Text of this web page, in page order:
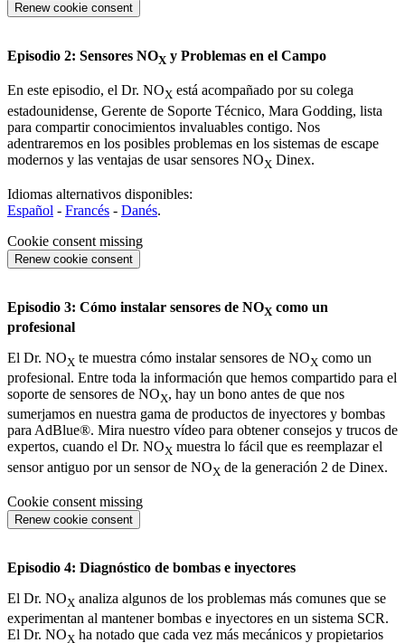
Renew cookie consent
Episodio 2: Sensores NOX y Problemas en el Campo
En este episodio, el Dr. NOX está acompañado por su colega
estadounidense, Gerente de Soporte Técnico, Mara Godding, lista
para compartir conocimientos invaluables contigo. Nos
adentraremos en los posibles problemas en los sistemas de escape
modernos y las ventajas de usar sensores NOX Dinex.
Idiomas alternativos disponibles:
Español - Francés - Danés.
Cookie consent missing
Renew cookie consent
Episodio 3: Cómo instalar sensores de NOX como un
profesional
El Dr. NOX te muestra cómo instalar sensores de NOX como un
profesional. Entre toda la información que hemos compartido para el
soporte de sensores de NOX, hay un bono antes de que nos
sumerjamos en nuestra gama de productos de inyectores y bombas
para AdBlue®. Mira nuestro vídeo para obtener consejos y trucos de
expertos, cuando el Dr. NOX muestra lo fácil que es reemplazar el
sensor antiguo por un sensor de NOX de la generación 2 de Dinex.
Cookie consent missing
Renew cookie consent
Episodio 4: Diagnóstico de bombas e inyectores
El Dr. NOX analiza algunos de los problemas más comunes que se
experimentan al mantener bombas e inyectores en un sistema SCR.
El Dr. NOX ha notado que cada vez más mecánicos y propietarios